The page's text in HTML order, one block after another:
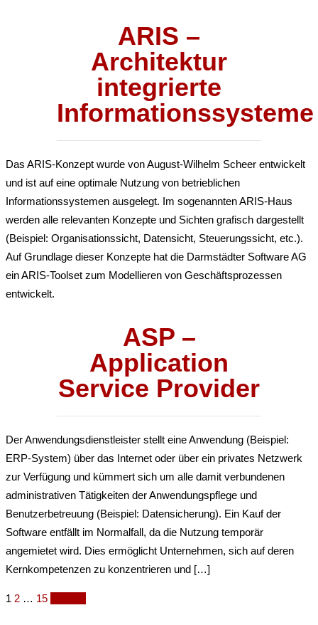
ARIS –
Architektur
integrierte
Informationssysteme
Das ARIS-Konzept wurde von August-Wilhelm Scheer entwickelt
und ist auf eine optimale Nutzung von betrieblichen
Informationssystemen ausgelegt. Im sogenannten ARIS-Haus
werden alle relevanten Konzepte und Sichten grafisch dargestellt
(Beispiel: Organisationssicht, Datensicht, Steuerungssicht, etc.).
Auf Grundlage dieser Konzepte hat die Darmstädter Software AG
ein ARIS-Toolset zum Modellieren von Geschäftsprozessen
entwickelt.
ASP –
Application
Service Provider
Der Anwendungsdienstleister stellt eine Anwendung (Beispiel:
ERP-System) über das Internet oder über ein privates Netzwerk
zur Verfügung und kümmert sich um alle damit verbundenen
administrativen Tätigkeiten der Anwendungspflege und
Benutzerbetreuung (Beispiel: Datensicherung). Ein Kauf der
Software entfällt im Normalfall, da die Nutzung temporär
angemietet wird. Dies ermöglicht Unternehmen, sich auf deren
Kernkompetenzen zu konzentrieren und […]
Posts
1 2 … 15